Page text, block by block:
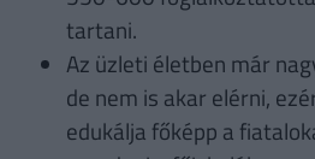
tartani.
Az üzleti életben már
de nem is akar elérni,
edukálja főképp a